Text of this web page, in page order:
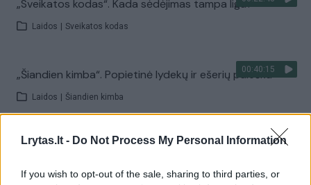
Lrytas.lt - Do Not Process My Personal Information
If you wish to opt-out of the sale, sharing to third parties, or
„Sveikatos kodas“. Kada sėdėjimas tampa liga?
Laidos Sveikatos kodas
00:40:15
„Šiandien kimba“. Popietinė lydekų ir ešerių paieška
Laidos Šiandien kimba
00:18:11
„Reporteris“ 2026-08-10